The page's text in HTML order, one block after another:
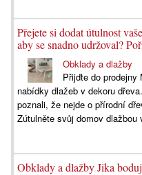
Přejete si dodat útulnost
aby se snadno udržoval?
Obklady a dlažby
Přijďte do
nabídky dlažeb v dekoru
poznali, že nejde o přírodní
Zútulněte svůj domov dlažbou
Obklady a dlažby Jika